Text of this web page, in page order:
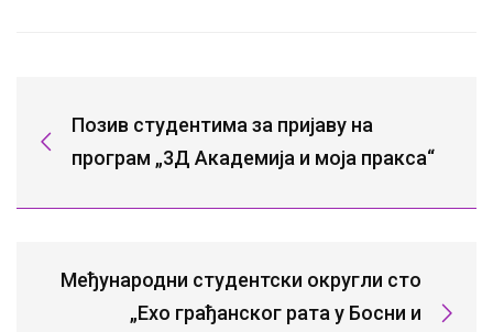
Позив студентима за пријаву на
програм „3Д Академија и моја пракса“
Међународни студентски округли сто
„Ехо грађанског рата у Босни и